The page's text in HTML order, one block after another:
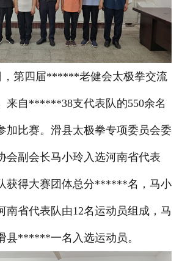
第四届******老健会太极拳交流
来自******38支代表队的550余名
加比赛。滑县太极拳专项委员会委
会副会长马小玲入选河南省代表
获得大赛团体总分******名，马小
省代表队由12名运动员组成，马
县******一名入选运动员。